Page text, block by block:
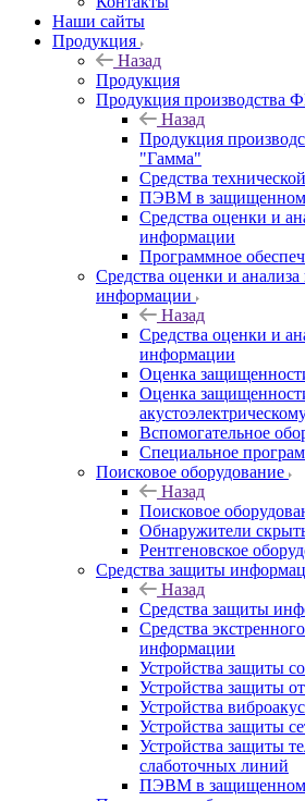
Наши сайты
Продукция
Назад
Продукция
Продукция
Назад
Продукция
"Гамма"
Средства
ПЭВМ в защищенном
Средства оценки и
информации
Программное
Средства оценки и анализа
информации
Назад
Средства оценки и
информации
Оценка
Оценка
Вспомогательное
Специальное
Поисковое оборудование
Назад
Поисковое
Обнаружители
Рентгеновское
Средства защиты
Назад
Средства защиты
Средства
информации
Устройства защиты
Устройства защиты
Устройства
Устройства защиты
Устройства защиты
слаботочных линий
ПЭВМ в защищенном